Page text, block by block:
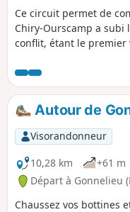
Ce circuit permet de
Chiry-Ourscamp a
conflit, étant le premier
nombreux vestiges de
pupitres explicatifs.
patrimoine de la
abbaye, son château et
Autour de
Visorandonneur
10,28 km
+61 m
Départ à Gonnelieu
Chaussez vos bottines